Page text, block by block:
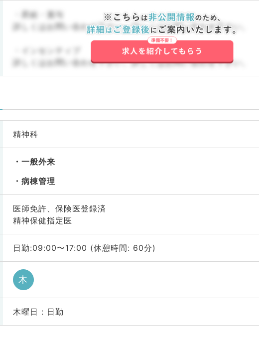
・昇給・賞与
詳しくはお問い合わせ下さい。詳しくはお問い合わせ下さい。
・インセンティブ
詳しくはお問い合わせ下さい。詳しくはお問い合わせ下さい。
精神科
一般外来
病棟管理
医師免許、保険医登録済
精神保健指定医
日勤:09:00〜17:00 (休憩時間: 60分)
木
木曜日 : 日勤